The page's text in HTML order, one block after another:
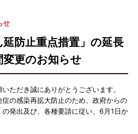
せ
防止重点措置」の延長
変更のお知らせ
ただき誠にありがとうございます。
の感染再拡大防止のため、政府からの
の発出及び、各種要請に従い、6月1日か